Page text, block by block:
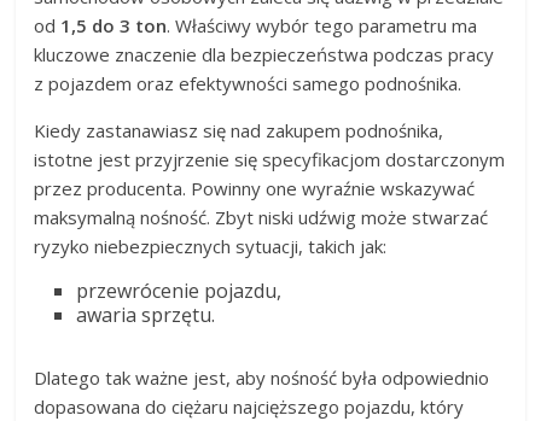
od 1,5 do 3 ton. Właściwy wybór tego parametru ma
kluczowe znaczenie dla bezpieczeństwa podczas pracy
z pojazdem oraz efektywności samego podnośnika.
Kiedy zastanawiasz się nad zakupem podnośnika,
istotne jest przyjrzenie się specyfikacjom dostarczonym
przez producenta. Powinny one wyraźnie wskazywać
maksymalną nośność. Zbyt niski udźwig może stwarzać
ryzyko niebezpiecznych sytuacji, takich jak:
przewrócenie pojazdu,
awaria sprzętu.
Dlatego tak ważne jest, aby nośność była odpowiednio
dopasowana do ciężaru najcięższego pojazdu, który